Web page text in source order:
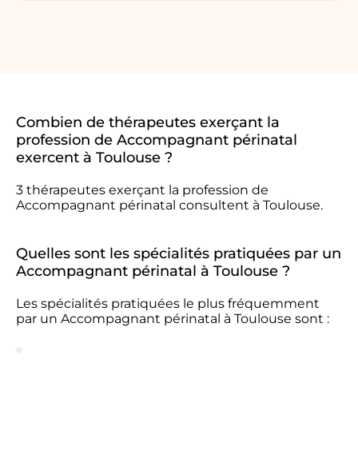
Combien de thérapeutes exerçant la
profession de Accompagnant périnatal
exercent à Toulouse ?
3 thérapeutes exerçant la profession de
Accompagnant périnatal consultent à Toulouse.
Quelles sont les spécialités pratiquées par un
Accompagnant périnatal à Toulouse ?
Les spécialités pratiquées le plus fréquemment
par un Accompagnant périnatal à Toulouse sont :